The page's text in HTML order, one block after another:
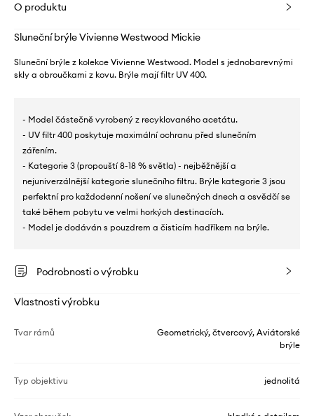
O produktu
Sluneční brýle Vivienne Westwood Mickie
Sluneční brýle z kolekce Vivienne Westwood. Model s jednobarevnými
skly a obroučkami z kovu. Brýle mají filtr UV 400.
- Model částečně vyrobený z recyklovaného acetátu.
- UV filtr 400 poskytuje maximální ochranu před slunečním
zářením.
- Kategorie 3 (propouští 8-18 % světla) - nejběžnější a
nejuniverzálnější kategorie slunečního filtru. Brýle kategorie 3 jsou
perfektní pro každodenní nošení ve slunečných dnech a osvědčí se
také během pobytu ve velmi horkých destinacích.
- Model je dodáván s pouzdrem a čisticím hadříkem na brýle.
Podrobnosti o výrobku
Vlastnosti výrobku
Tvar rámů
Geometrický, čtvercový, Aviátorské
brýle
Typ objektivu jednolitá